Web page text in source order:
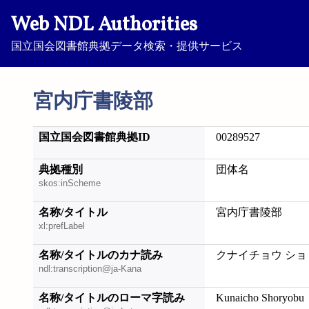
Web NDL Authorities
国立国会図書館典拠データ検索・提供サービス
宮内庁書陵部
国立国会図書館典拠ID 00289527
典拠種別
skos:inScheme
団体名
名称/タイトル
xl:prefLabel
宮内庁書陵部
名称/タイトルのカナ読み
ndl:transcription@ja-Kana
クナイチョウ シ
名称/タイトルのローマ字読み Kunaicho Shoryobu